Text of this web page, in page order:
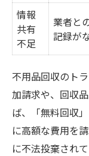
情報
共有
不足
業者と
記録が
不用品回収のト
加請求や、回収
ば、「無料回収
に高額な費用を
に不法投棄され